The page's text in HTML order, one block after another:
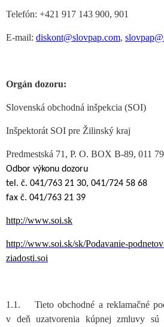
Telefón: +421 917 143 900, 901
E-mail: diskont@slovpap.com,
Orgán dozoru:
Slovenská obchodná inšpekcia (SOI)
Inšpektorát SOI pre Žilinský kraj
Predmestská 71, P. O. BOX B-89, 011
Odbor výkonu dozoru
tel. č. 041/763 21 30, 041/724 58 68
fax č. 041/763 21 39
http://www.soi.sk
http://www.soi.sk/sk/Podavanie-
ziadosti.soi
1.1. Tieto obchodné a reklamačné
v deň uzatvorenia kúpnej zmluvy sú